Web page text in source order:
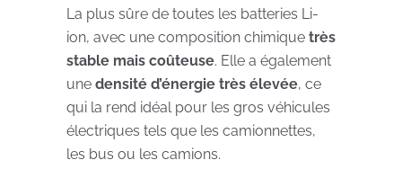
La plus sûre de toutes les batteries Li-
ion, avec une composition chimique très
stable mais coûteuse. Elle a également
une densité d’énergie très élevée, ce
qui la rend idéal pour les gros véhicules
électriques tels que les camionnettes,
les bus ou les camions.